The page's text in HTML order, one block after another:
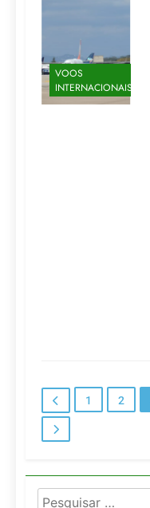
VOOS
INTERNACIONAIS
1 2
Pesquisar